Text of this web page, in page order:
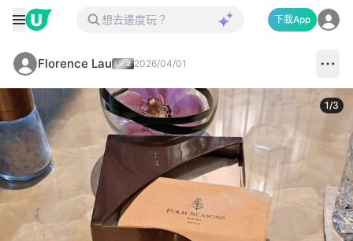
下載App
Florence Lau 2026/04/01
1/3